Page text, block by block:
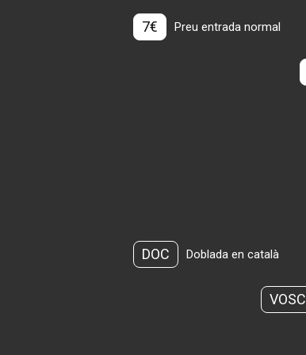
7€ Preu entrada normal
DOC Doblada en català
VOSC